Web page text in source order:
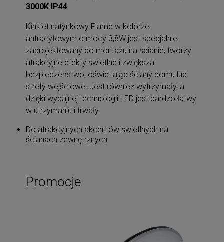
3000K IP44
Kinkiet natynkowy Flame w kolorze
antracytowym o mocy 3,8W jest specjalnie
zaprojektowany do montażu na ścianie, tworzy
atrakcyjne efekty świetlne i zwiększa
bezpieczeństwo, oświetlając ściany domu lub
strefy wejściowe. Jest również wytrzymały, a
dzięki wydajnej technologii LED jest bardzo łatwy
w utrzymaniu i trwały.
Do atrakcyjnych akcentów świetlnych na
ścianach zewnętrznych
Promocje